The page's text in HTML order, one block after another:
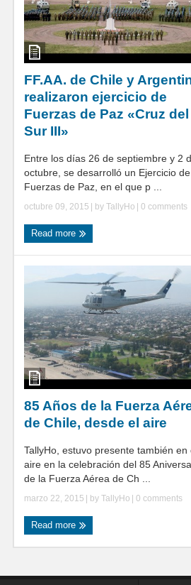
FF.AA. de Chile y
realizaron ejercicio de
Fuerzas de Paz «Cruz del
Sur III»
Entre los días 26 de septiembre y 2
octubre, se desarrolló un Ejercicio de
Fuerzas de Paz, en el que p ...
octubre 09, 2015 | by TallyHo 0 comments
Read more
85 Años de la Fuerza
de Chile, desde el aire
TallyHo, estuvo presente también en
aire en la celebración del 85
de la Fuerza Aérea de Ch ...
marzo 22, 2015 | by TallyHo 0 comments
Read more